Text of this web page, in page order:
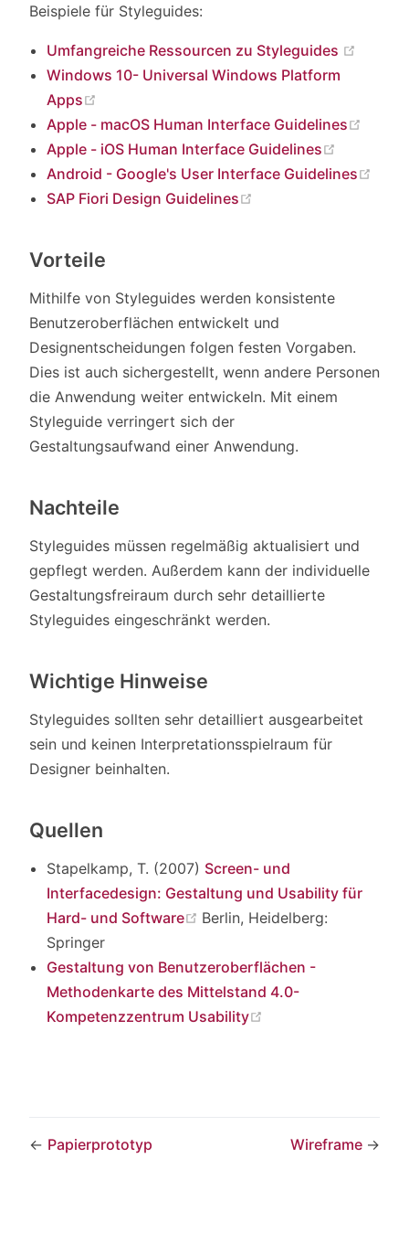
Beispiele für Styleguides:
Umfangreiche Ressourcen zu Styleguides
Windows 10- Universal Windows Platform
Apps
Apple - macOS Human Interface Guidelines
Apple - iOS Human Interface Guidelines
Android - Google's User Interface Guidelines
SAP Fiori Design Guidelines
Vorteile
Mithilfe von Styleguides werden konsistente
Benutzeroberflächen entwickelt und
Designentscheidungen folgen festen Vorgaben.
Dies ist auch sichergestellt, wenn andere Personen
die Anwendung weiter entwickeln. Mit einem
Styleguide verringert sich der
Gestaltungsaufwand einer Anwendung.
Nachteile
Styleguides müssen regelmäßig aktualisiert und
gepflegt werden. Außerdem kann der individuelle
Gestaltungsfreiraum durch sehr detaillierte
Styleguides eingeschränkt werden.
Wichtige Hinweise
Styleguides sollten sehr detailliert ausgearbeitet
sein und keinen Interpretationsspielraum für
Designer beinhalten.
Quellen
Stapelkamp, T. (2007) Screen- und
Interfacedesign: Gestaltung und Usability für
Hard- und Software
(opens new window)
Berlin, Heidelberg:
Springer
Gestaltung von Benutzeroberflächen -
Methodenkarte des Mittelstand 4.0-
Kompetenzzentrum Usability
← Papierprototyp Wireframe →